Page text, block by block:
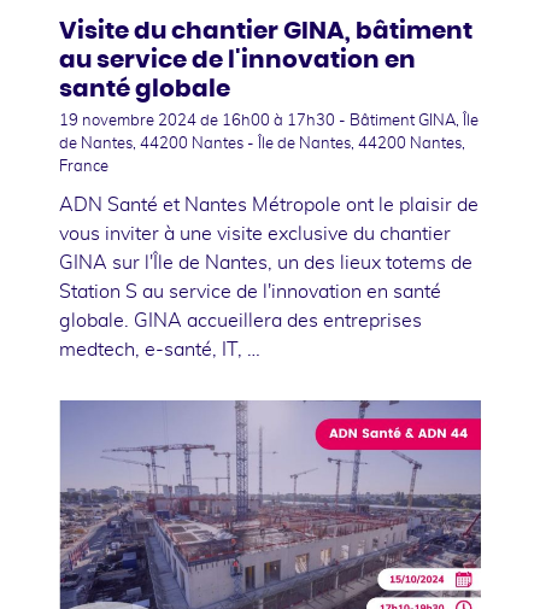
Visite du chantier GINA, bâtiment
au service de l'innovation en
santé globale
19 novembre 2024 de 16h00 à 17h30 - Bâtiment GINA, Île
de Nantes, 44200 Nantes - Île de Nantes, 44200 Nantes,
France
ADN Santé et Nantes Métropole ont le plaisir de
vous inviter à une visite exclusive du chantier
GINA sur l'Île de Nantes, un des lieux totems de
Station S au service de l'innovation en santé
globale. GINA accueillera des entreprises
medtech, e-santé, IT, …